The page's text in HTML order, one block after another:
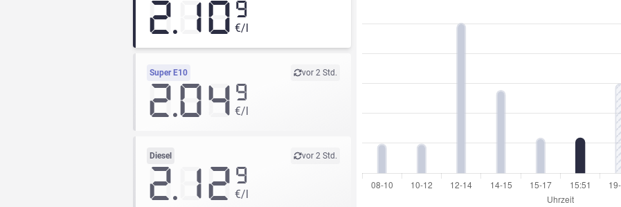
2.10 9
€/l
Super E10 vor 2 Std.
2.04 9
€/l
Diesel vor 2 Std.
2.12 9
€/l